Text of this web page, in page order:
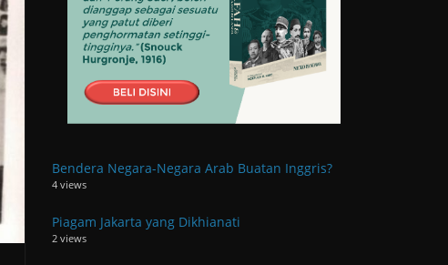
Bendera Negara-Negara Arab Buatan Inggris?
4 views
Piagam Jakarta yang Dikhianati
2 views